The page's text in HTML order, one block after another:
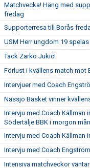
Matchvecka! Häng med
fredag
Supporterresa till Borås
USM Herr ungdom 19
Tack Zarko Jukic!
Förlust i kvällens match mot
Intervjuer med Coach
Nässjö Basket vinner
Intervju med Coach Källman
Södertälje BBK i morgon
Intervju med Coach Källman
Intervju med Coach Engström
Intensiva matchveckor väntar